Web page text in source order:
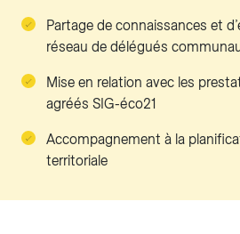
Partage de connaissances et
réseau de délégués
Mise en relation avec les
agréés SIG-éco21
Accompagnement à la
territoriale